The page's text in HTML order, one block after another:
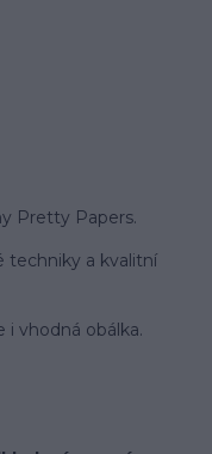
Pretty Papers.
techniky a kvalitní
i vhodná obálka.